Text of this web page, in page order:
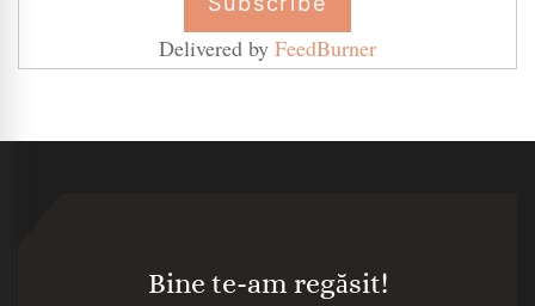
Delivered by FeedBurner
Bine te-am regăsit!